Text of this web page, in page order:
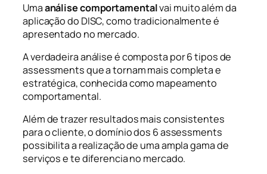
Umaanálise comportamentalvai muito além da
aplicação do DISC, como tradicionalmente é
apresentado no mercado.
A verdadeira análise é composta por 6 tipos de
assessments que a tornam mais completa e
estratégica, conhecida como mapeamento
comportamental.
Além de trazer resultados mais consistentes
para o cliente, o domínio dos 6 assessments
possibilita a realização de uma ampla gama de
serviços e te diferencia no mercado.